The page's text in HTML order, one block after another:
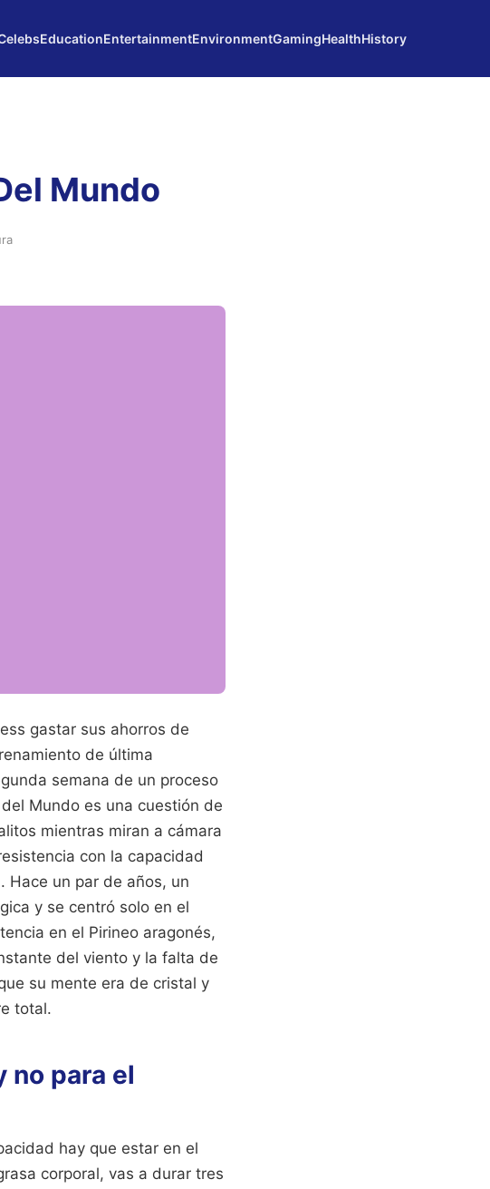
EducationEntertainmentEnvironmentGamingHealthHistory
Mundo
gastar sus ahorros de
de última
semana de un proceso
Mundo es una cuestión de
mientras miran a cámara
con la capacidad
Hace un par de años, un
y se centró solo en el
en el Pirineo aragonés,
del viento y la falta de
su mente era de cristal y
total.
no para el
hay que estar en el
corporal, vas a durar tres